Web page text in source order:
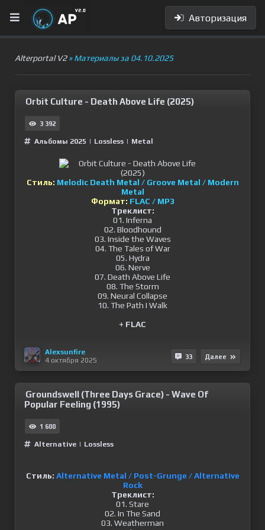
Авторизация
Alterportal V2» Материалы за 04.10.2025
Orbit Culture - Death Above Life (2025)
3 392
Альбомы 2025 | Lossless | Metal
Стиль: Melodic Death Metal / Groove Metal / Modern
Metal
Формат: FLAC / MP3
Треклист:
01. Inferna
02. Bloodhound
03. Inside the Waves
04. The Tales of War
05. Hydra
06. Nerve
07. Death Above Life
08. The Storm
09. Neural Collapse
10. The Path I Walk
+ FLAC
Alexsunfire
4 октября 2025
33 Далее
Groundswell (Three Days Grace) - Wave Of
Popular Feeling (1995)
1 600
Alternative | Lossless
Стиль: Alternative Metal / Post-Grunge / Alternative
Rock
Треклист:
01. Stare
02. In The Sand
03. Weatherman